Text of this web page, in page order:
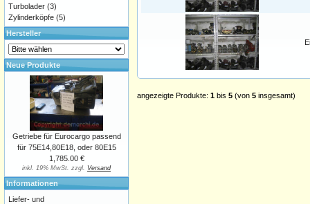
angezeigte Produkte: 1 bis 5 (von 5 insgesamt)
Turbolader (3)
Zylinderköpfe (5)
Hersteller
Neue Produkte
Getriebe für Eurocargo passend
für 75E14,80E18, oder 80E15
1,785.00 €
inkl. 19% MwSt. zzgl. Versand
Informationen
Liefer- und